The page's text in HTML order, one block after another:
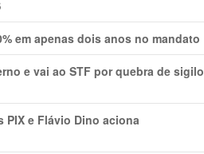
em apenas dois anos no mandato
e vai ao STF por quebra de sigilo
PIX e Flávio Dino aciona